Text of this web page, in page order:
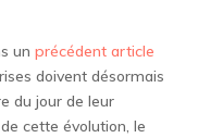
un précédent article
doivent désormais
du jour de leur
cette évolution, le